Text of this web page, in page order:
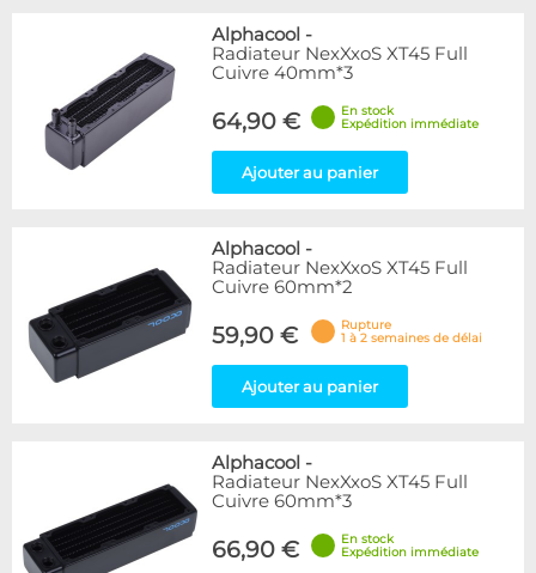
Alphacool -
Radiateur NexXxoS XT45 Full
Cuivre 40mm*3
64,90 €
En stock
Expédition immédiate
Ajouter au panier
Alphacool -
Radiateur NexXxoS XT45 Full
Cuivre 60mm*2
59,90 €
Rupture
1 à 2 semaines de délai
Ajouter au panier
Alphacool -
Radiateur NexXxoS XT45 Full
Cuivre 60mm*3
66,90 €
En stock
Expédition immédiate